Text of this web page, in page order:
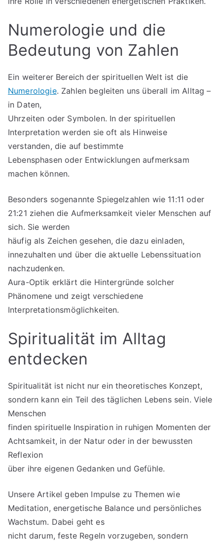
Numerologie und die
Bedeutung von Zahlen
Ein weiterer Bereich der spirituellen Welt ist die
Numerologie. Zahlen begleiten uns überall im Alltag –
in Daten,
Uhrzeiten oder Symbolen. In der spirituellen
Interpretation werden sie oft als Hinweise
verstanden, die auf bestimmte
Lebensphasen oder Entwicklungen aufmerksam
machen können.
Besonders sogenannte Spiegelzahlen wie 11:11 oder
21:21 ziehen die Aufmerksamkeit vieler Menschen auf
sich. Sie werden
häufig als Zeichen gesehen, die dazu einladen,
innezuhalten und über die aktuelle Lebenssituation
nachzudenken.
Aura-Optik erklärt die Hintergründe solcher
Phänomene und zeigt verschiedene
Interpretationsmöglichkeiten.
Spiritualität im Alltag
entdecken
Spiritualität ist nicht nur ein theoretisches Konzept,
sondern kann ein Teil des täglichen Lebens sein. Viele
Menschen
finden spirituelle Inspiration in ruhigen Momenten der
Achtsamkeit, in der Natur oder in der bewussten
Reflexion
über ihre eigenen Gedanken und Gefühle.
Unsere Artikel geben Impulse zu Themen wie
Meditation, energetische Balance und persönliches
Wachstum. Dabei geht es
nicht darum, feste Regeln vorzugeben, sondern